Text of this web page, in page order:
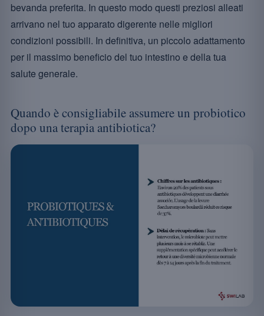
bevanda preferita. In questo modo questi preziosi alleati
arrivano nel tuo apparato digerente nelle migliori
condizioni possibili. In definitiva, un piccolo adattamento
per il massimo beneficio del tuo intestino e della tua
salute generale.
Quando è consigliabile assumere un probiotico
dopo una terapia antibiotica?